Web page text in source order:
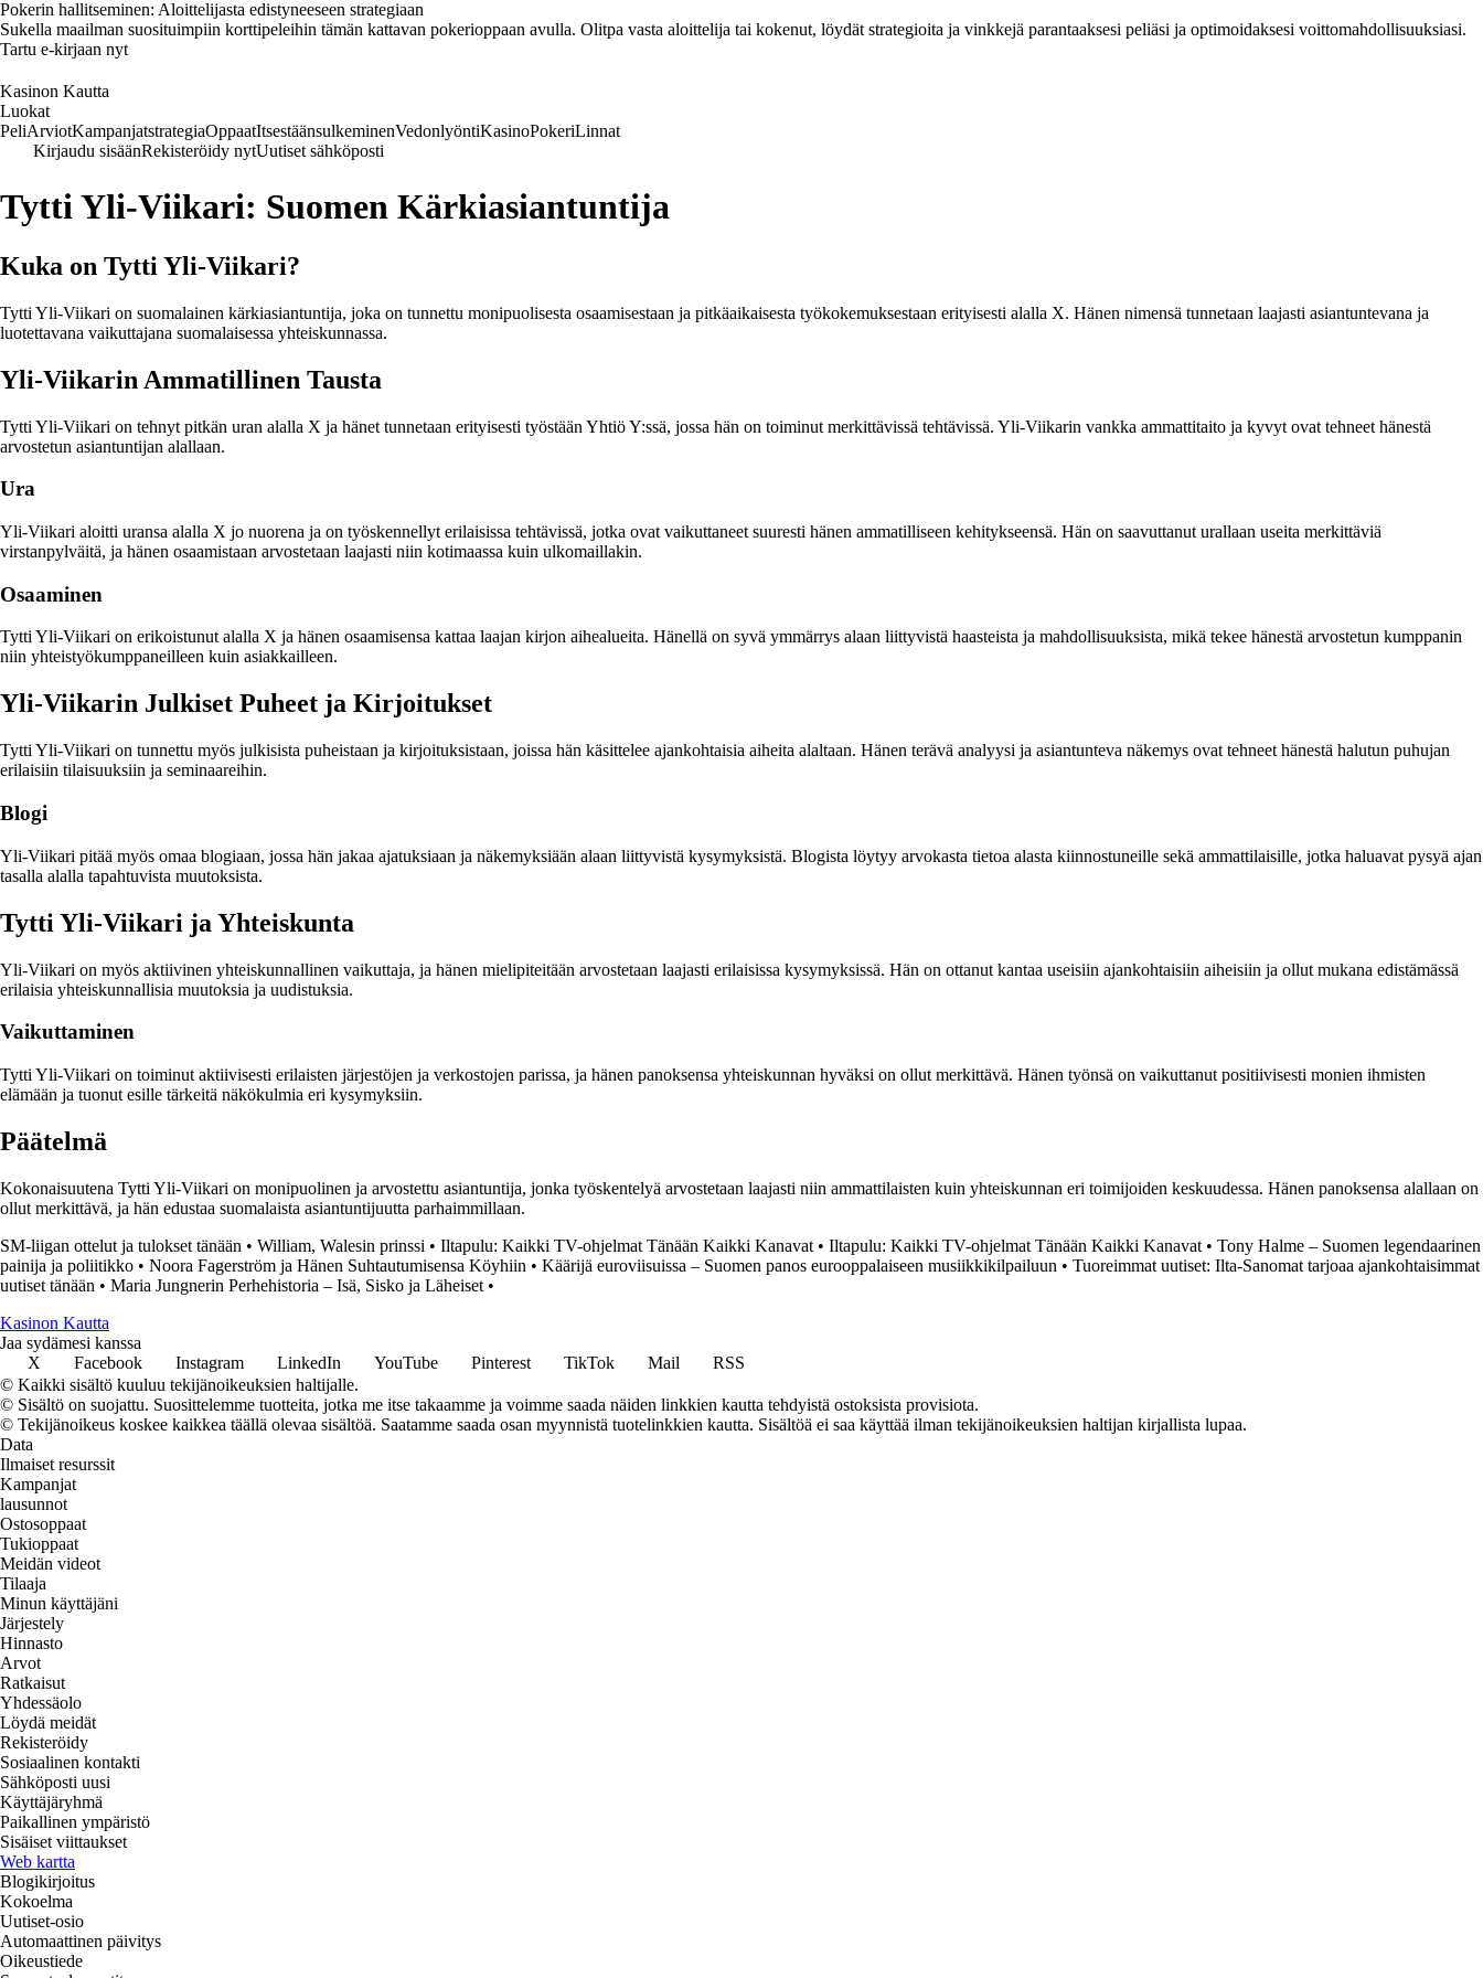
Pokerin hallitseminen: Aloittelijasta edistyneeseen strategiaan
Sukella maailman suosituimpiin korttipeleihin tämän kattavan pokerioppaan avulla. Olitpa vasta aloittelija tai kokenut, löydät strategioita ja vinkkejä parantaaksesi peliäsi ja optimoidaksesi voittomahdollisuuksiasi.
Tartu e-kirjaan nyt
Kasinon Kautta
Luokat
PeliArviotKampanjatstrategiaOppaatItsestäänsulkeminenVedonlyöntiKasinoPokeriLinnat
Kirjaudu sisäänRekisteröidy nytUutiset sähköposti
Tytti Yli-Viikari: Suomen Kärkiasiantuntija
Kuka on Tytti Yli-Viikari?
Tytti Yli-Viikari on suomalainen kärkiasiantuntija, joka on tunnettu monipuolisesta osaamisestaan ja pitkäaikaisesta työkokemuksestaan erityisesti alalla X. Hänen nimensä tunnetaan laajasti asiantuntevana ja
luotettavana vaikuttajana suomalaisessa yhteiskunnassa.
Yli-Viikarin Ammatillinen Tausta
Tytti Yli-Viikari on tehnyt pitkän uran alalla X ja hänet tunnetaan erityisesti työstään Yhtiö Y:ssä, jossa hän on toiminut merkittävissä tehtävissä. Yli-Viikarin vankka ammattitaito ja kyvyt ovat tehneet hänestä
arvostetun asiantuntijan alallaan.
Ura
Yli-Viikari aloitti uransa alalla X jo nuorena ja on työskennellyt erilaisissa tehtävissä, jotka ovat vaikuttaneet suuresti hänen ammatilliseen kehitykseensä. Hän on saavuttanut urallaan useita merkittäviä
virstanpylväitä, ja hänen osaamistaan arvostetaan laajasti niin kotimaassa kuin ulkomaillakin.
Osaaminen
Tytti Yli-Viikari on erikoistunut alalla X ja hänen osaamisensa kattaa laajan kirjon aihealueita. Hänellä on syvä ymmärrys alaan liittyvistä haasteista ja mahdollisuuksista, mikä tekee hänestä arvostetun kumppanin
niin yhteistyökumppaneilleen kuin asiakkailleen.
Yli-Viikarin Julkiset Puheet ja Kirjoitukset
Tytti Yli-Viikari on tunnettu myös julkisista puheistaan ja kirjoituksistaan, joissa hän käsittelee ajankohtaisia aiheita alaltaan. Hänen terävä analyysi ja asiantunteva näkemys ovat tehneet hänestä halutun puhujan
erilaisiin tilaisuuksiin ja seminaareihin.
Blogi
Yli-Viikari pitää myös omaa blogiaan, jossa hän jakaa ajatuksiaan ja näkemyksiään alaan liittyvistä kysymyksistä. Blogista löytyy arvokasta tietoa alasta kiinnostuneille sekä ammattilaisille, jotka haluavat pysyä ajan
tasalla alalla tapahtuvista muutoksista.
Tytti Yli-Viikari ja Yhteiskunta
Yli-Viikari on myös aktiivinen yhteiskunnallinen vaikuttaja, ja hänen mielipiteitään arvostetaan laajasti erilaisissa kysymyksissä. Hän on ottanut kantaa useisiin ajankohtaisiin aiheisiin ja ollut mukana edistämässä
erilaisia yhteiskunnallisia muutoksia ja uudistuksia.
Vaikuttaminen
Tytti Yli-Viikari on toiminut aktiivisesti erilaisten järjestöjen ja verkostojen parissa, ja hänen panoksensa yhteiskunnan hyväksi on ollut merkittävä. Hänen työnsä on vaikuttanut positiivisesti monien ihmisten
elämään ja tuonut esille tärkeitä näkökulmia eri kysymyksiin.
Päätelmä
Kokonaisuutena Tytti Yli-Viikari on monipuolinen ja arvostettu asiantuntija, jonka työskentelyä arvostetaan laajasti niin ammattilaisten kuin yhteiskunnan eri toimijoiden keskuudessa. Hänen panoksensa alallaan on
ollut merkittävä, ja hän edustaa suomalaista asiantuntijuutta parhaimmillaan.
SM-liigan ottelut ja tulokset tänään • William, Walesin prinssi • Iltapulu: Kaikki TV-ohjelmat Tänään Kaikki Kanavat • Iltapulu: Kaikki TV-ohjelmat Tänään Kaikki Kanavat • Tony Halme – Suomen legendaarinen
painija ja poliitikko • Noora Fagerström ja Hänen Suhtautumisensa Köyhiin • Käärijä euroviisuissa – Suomen panos eurooppalaiseen musiikkikilpailuun • Tuoreimmat uutiset: Ilta-Sanomat tarjoaa ajankohtaisimmat
uutiset tänään • Maria Jungnerin Perhehistoria – Isä, Sisko ja Läheiset •
Kasinon Kautta
Jaa sydämesi kanssa
X
Facebook Instagram LinkedIn YouTube Pinterest TikTok Mail
RSS
© Kaikki sisältö kuuluu tekijänoikeuksien haltijalle.
© Sisältö on suojattu. Suosittelemme tuotteita, jotka me itse takaamme ja voimme saada näiden linkkien kautta tehdyistä ostoksista provisiota.
© Tekijänoikeus koskee kaikkea täällä olevaa sisältöä. Saatamme saada osan myynnistä tuotelinkkien kautta. Sisältöä ei saa käyttää ilman tekijänoikeuksien haltijan kirjallista lupaa.
Data
Ilmaiset resurssit
Kampanjat
lausunnot
Ostosoppaat
Tukioppaat
Meidän videot
Tilaaja
Minun käyttäjäni
Järjestely
Hinnasto
Arvot
Ratkaisut
Yhdessäolo
Löydä meidät
Rekisteröidy
Sosiaalinen kontakti
Sähköposti uusi
Käyttäjäryhmä
Paikallinen ympäristö
Sisäiset viittaukset
Web kartta
Blogikirjoitus
Kokoelma
Uutiset-osio
Automaattinen päivitys
Oikeustiede